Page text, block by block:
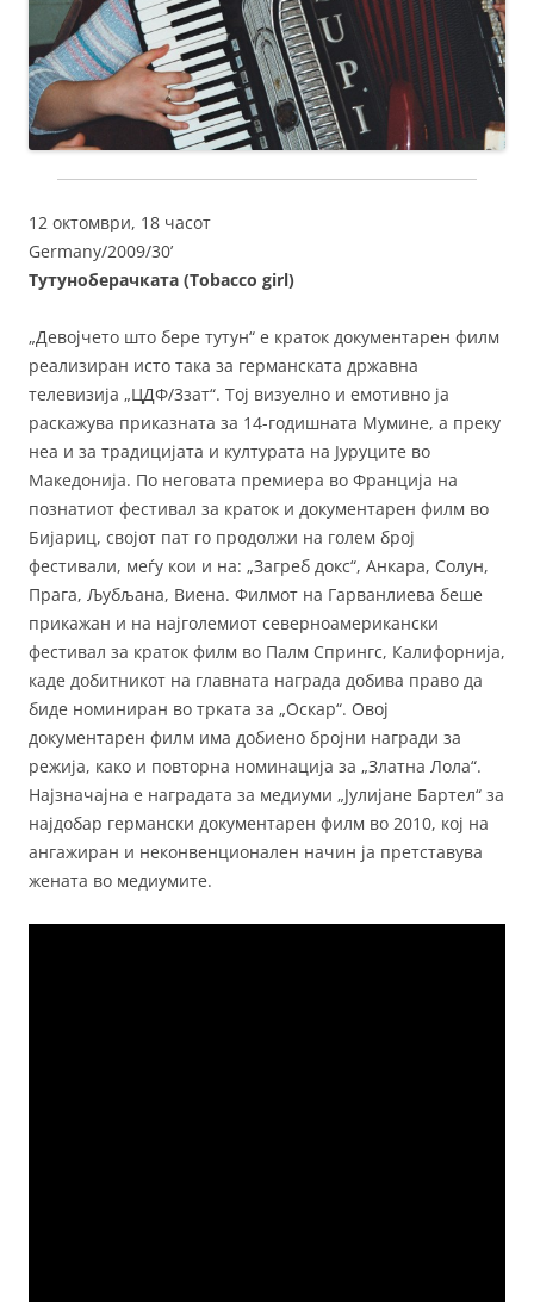
12 октомври, 18 часот
Germany/2009/30’
Тутуноберачката (Tobacco girl)
„Девојчето што бере тутун“ е краток документарен филм
реализиран исто така за германската државна
телевизија „ЦДФ/3зат“. Тој визуелно и емотивно ја
раскажува приказната за 14-годишната Мумине, а преку
неа и за традицијата и културата на Јуруците во
Македонија. По неговата премиера во Франција на
познатиот фестивал за краток и документарен филм во
Бијариц, својот пат го продолжи на голем број
фестивали, меѓу кои и на: „Загреб докс“, Анкара, Солун,
Прага, Љубљана, Виена. Филмот на Гарванлиева беше
прикажан и на најголемиот северноамерикански
фестивал за краток филм во Палм Спрингс, Калифорнија,
каде добитникот на главната награда добива право да
биде номиниран во трката за „Оскар“. Овој
документарен филм има добиено бројни награди за
режија, како и повторна номинација за „Златна Лола“.
Најзначајна е наградата за медиуми „Јулијане Бартел“ за
најдобар германски документарен филм во 2010, кој на
ангажиран и неконвенционален начин ја претставува
жената во медиумите.